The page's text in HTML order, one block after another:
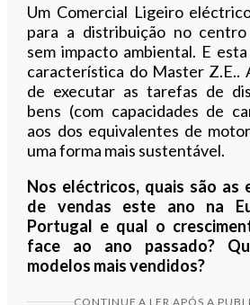
Um Comercial Ligeiro
para a distribuição no centro
sem impacto ambiental. E
característica do Master Z.E..
de executar as tarefas de
bens (com capacidades de
aos dos equivalentes de
uma forma mais sustentável.
Nos eléctricos, quais são as
de vendas este ano na
Portugal e qual o
face ao ano passado?
modelos mais vendidos?
CONTINUE A LER APÓS A